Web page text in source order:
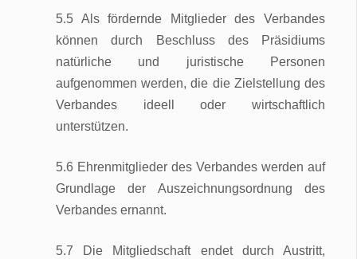
5.5 Als fördernde Mitglieder des Verbandes
können durch Beschluss des Präsidiums
natürliche und juristische Personen
aufgenommen werden, die die Zielstellung des
Verbandes ideell oder wirtschaftlich
unterstützen.
5.6 Ehrenmitglieder des Verbandes werden auf
Grundlage der Auszeichnungsordnung des
Verbandes ernannt.
5.7 Die Mitgliedschaft endet durch Austritt,